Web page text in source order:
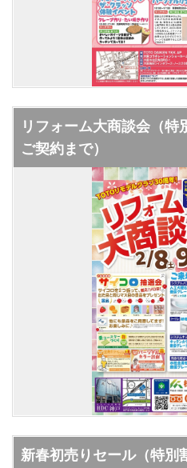
リフォーム大商談会（特
ご契約まで）
新春初売りセール（特別